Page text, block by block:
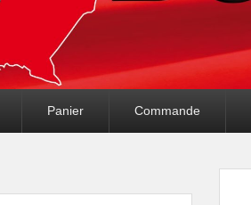
Panier Commande